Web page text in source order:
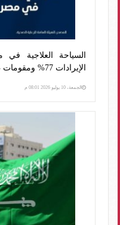
السياحة العلاجية
الإيرادات 77% ومقومات طبيعية تعزز مكانتها العالمية
الجمعة، 10 يوليو 2026 08:01 م